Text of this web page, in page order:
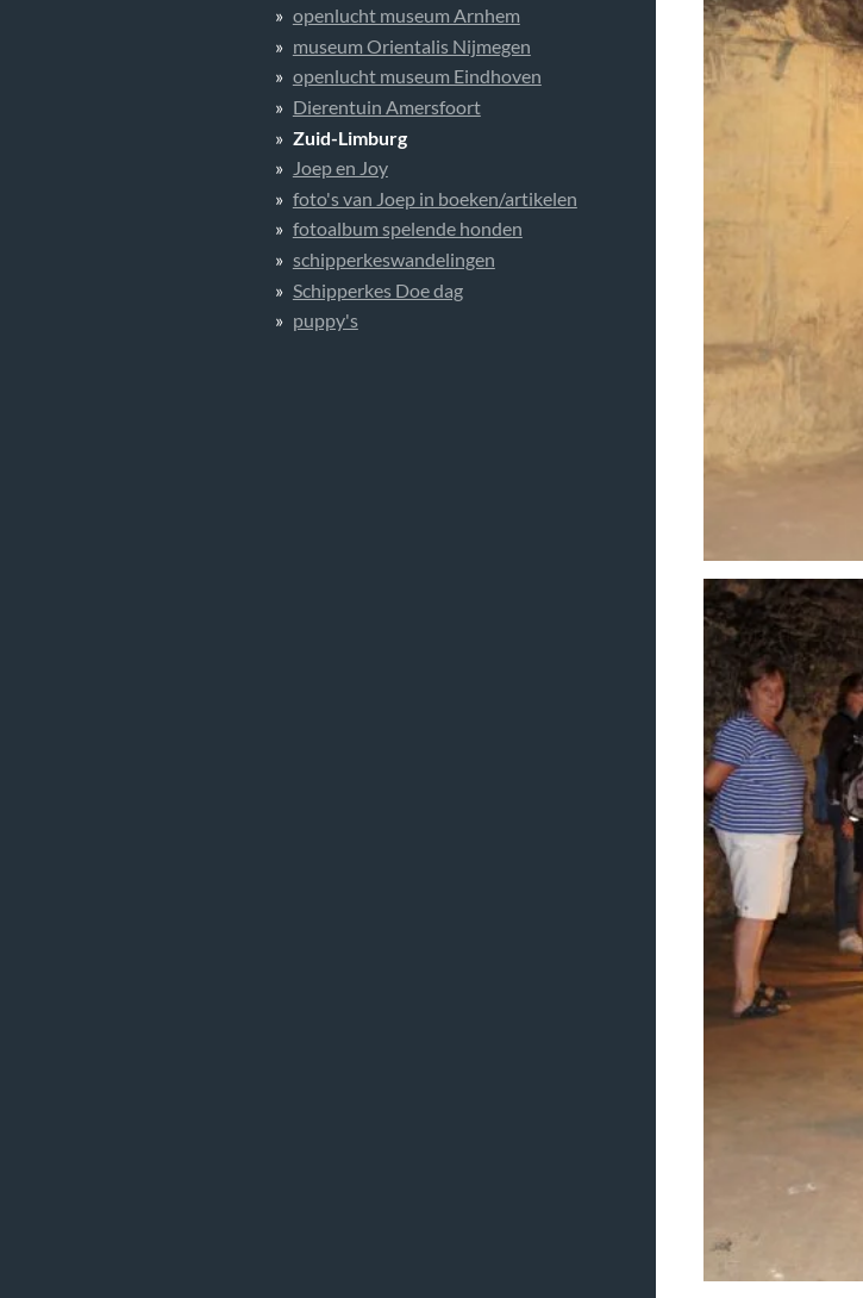
openlucht museum Arnhem
museum Orientalis Nijmegen
openlucht museum Eindhoven
Dierentuin Amersfoort
Zuid-Limburg
Joep en Joy
foto's van Joep in boeken/artikelen
fotoalbum spelende honden
schipperkeswandelingen
Schipperkes Doe dag
puppy's